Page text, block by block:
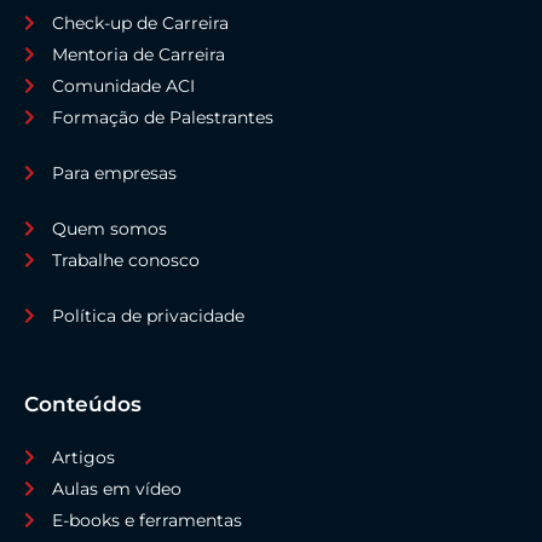
Check-up de Carreira
Mentoria de Carreira
Comunidade ACI
Formação de Palestrantes
Para empresas
Quem somos
Trabalhe conosco
Política de privacidade
Conteúdos
Artigos
Aulas em vídeo
E-books e ferramentas